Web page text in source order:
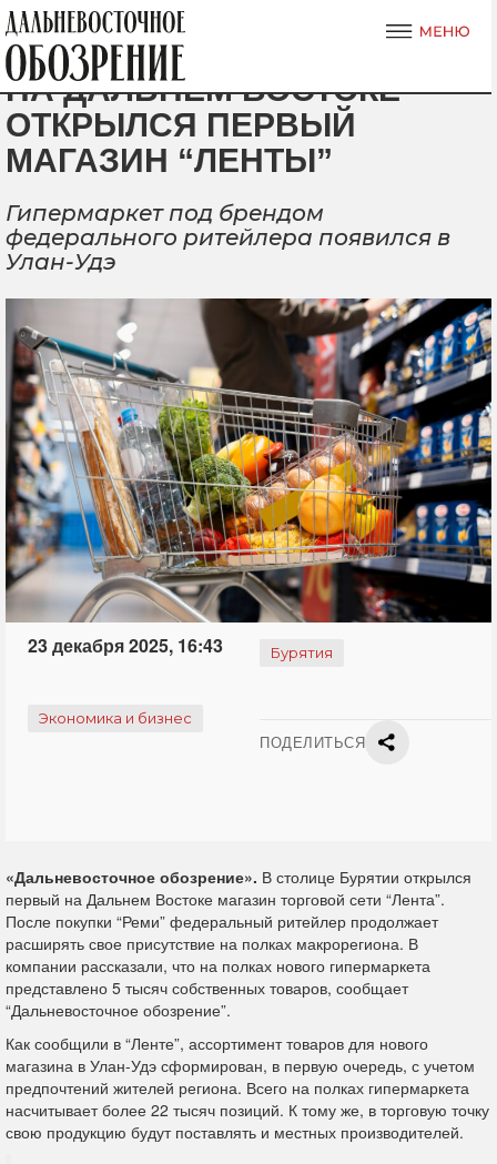
НА ДАЛЬНЕМ ВОСТОКЕ
ОТКРЫЛСЯ ПЕРВЫЙ
МАГАЗИН “ЛЕНТЫ”
Гипермаркет под брендом
федерального ритейлера появился в
Улан-Удэ
23 декабря 2025, 16:43 Бурятия
Экономика и бизнес
ПОДЕЛИТЬСЯ
«Дальневосточное обозрение». В столице Бурятии открылся
первый на Дальнем Востоке магазин торговой сети “Лента”.
После покупки “Реми” федеральный ритейлер продолжает
расширять свое присутствие на полках макрорегиона. В
компании рассказали, что на полках нового гипермаркета
представлено 5 тысяч собственных товаров, сообщает
“Дальневосточное обозрение”.
Как сообщили в “Ленте”, ассортимент товаров для нового
магазина в Улан-Удэ сформирован, в первую очередь, с учетом
предпочтений жителей региона. Всего на полках гипермаркета
насчитывает более 22 тысяч позиций. К тому же, в торговую точку
свою продукцию будут поставлять и местных производителей.